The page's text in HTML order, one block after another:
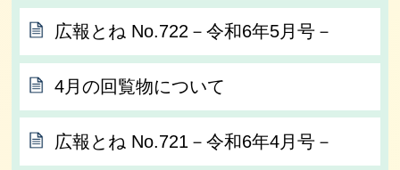
広報とね No.722－令和6年5月号－
4月の回覧物について
広報とね No.721－令和6年4月号－